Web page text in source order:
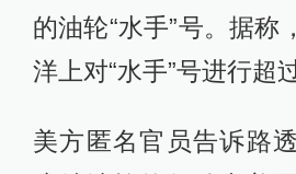
的油轮“水手”号。据称
洋上对“水手”号进行超
美方匿名官员告诉路